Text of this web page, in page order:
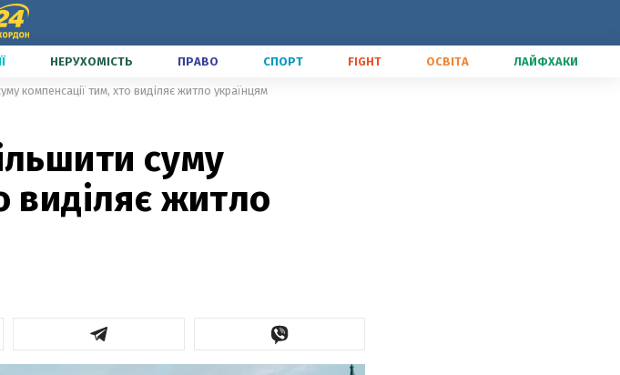
НЕРУХОМІСТЬ ПРАВО СПОРТ FIGHT ОСВІТА ЛАЙФХАКИ
компенсації тим, хто виділяє житло українцям
суму
виділяє житло